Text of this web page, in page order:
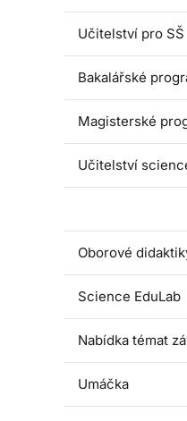
Učitelství pro SŠ
Bakalářské
Magisterské
Učitelství
Oborové
Science EduLab
Nabídka témat
Umáčka